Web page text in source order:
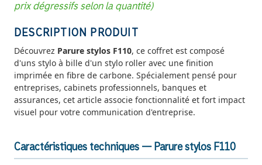
prix dégressifs selon la quantité)
DESCRIPTION PRODUIT
Découvrez Parure stylos F110, ce coffret est composé
d'uns stylo à bille d'un stylo roller avec une finition
imprimée en fibre de carbone. Spécialement pensé pour
entreprises, cabinets professionnels, banques et
assurances, cet article associe fonctionnalité et fort impact
visuel pour votre communication d'entreprise.
Caractéristiques techniques — Parure stylos F110